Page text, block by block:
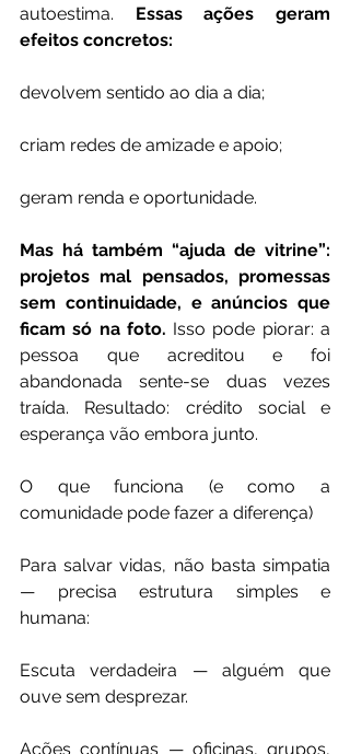
autoestima. Essas ações geram
efeitos concretos:
devolvem sentido ao dia a dia;
criam redes de amizade e apoio;
geram renda e oportunidade.
Mas há também “ajuda de vitrine”:
projetos mal pensados, promessas
sem continuidade, e anúncios que
ficam só na foto. Isso pode piorar: a
pessoa que acreditou e foi
abandonada sente-se duas vezes
traída. Resultado: crédito social e
esperança vão embora junto.
O que funciona (e como a
comunidade pode fazer a diferença)
Para salvar vidas, não basta simpatia
— precisa estrutura simples e
humana:
Escuta verdadeira — alguém que
ouve sem desprezar.
Ações contínuas — oficinas, grupos,